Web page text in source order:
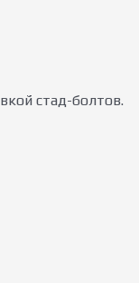
стад-болтов.